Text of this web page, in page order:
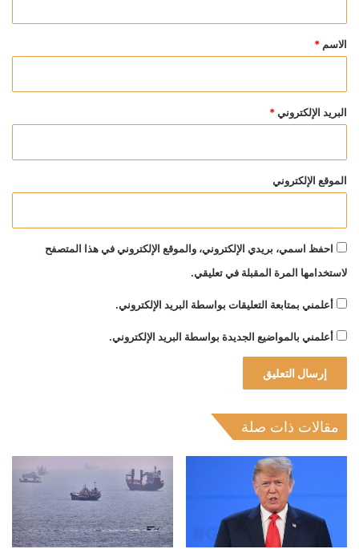
*
الاسم *
البريد الإلكتروني *
الموقع الإلكتروني
احفظ اسمي، بريدي الإلكتروني، والموقع الإلكتروني في هذا المتصفح
لاستخدامها المرة المقبلة في تعليقي.
أعلمني بمتابعة التعليقات بواسطة البريد الإلكتروني.
أعلمني بالمواضيع الجديدة بواسطة البريد الإلكتروني.
مقالات ذات صلة